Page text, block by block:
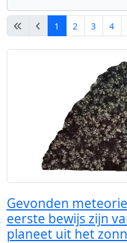
1 2 3 4
Gevonden
eerste bewijs zijn
planeet uit het